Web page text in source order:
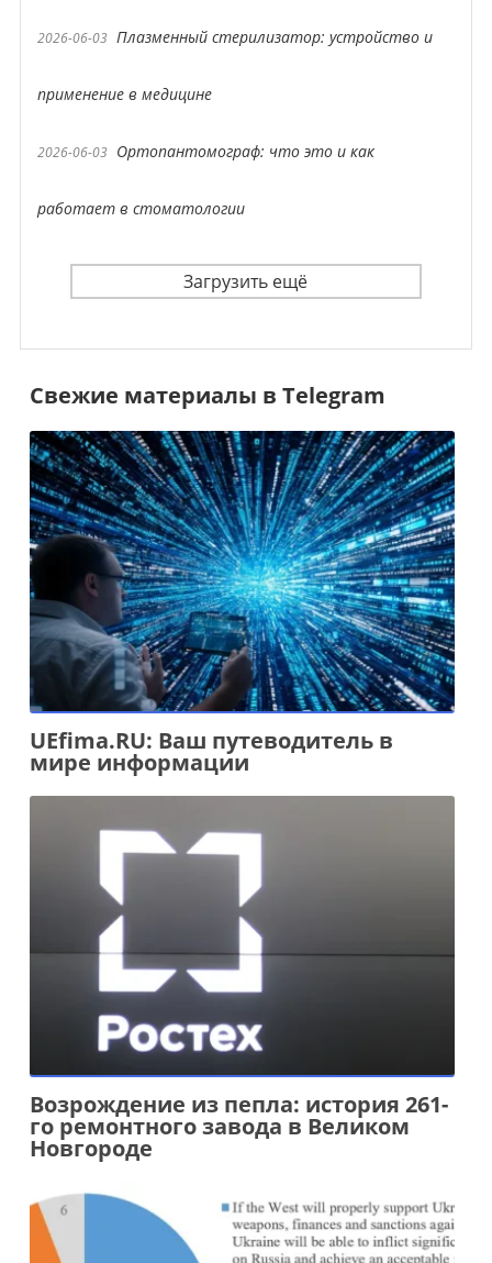
2026-06-03 Плазменный стерилизатор: устройство и
применение в медицине
2026-06-03 Ортопантомограф: что это и как
работает в стоматологии
Загрузить ещё
Свежие материалы в Telegram
UEfima.RU: Ваш путеводитель в
мире информации
Возрождение из пепла: история 261-
го ремонтного завода в Великом
Новгороде